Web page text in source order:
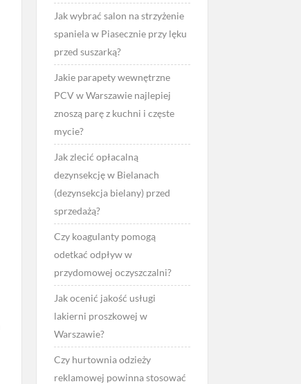
Jak wybrać salon na strzyżenie
spaniela w Piasecznie przy lęku
przed suszarką?
Jakie parapety wewnętrzne
PCV w Warszawie najlepiej
znoszą parę z kuchni i częste
mycie?
Jak zlecić opłacalną
dezynsekcję w Bielanach
(dezynsekcja bielany) przed
sprzedażą?
Czy koagulanty pomogą
odetkać odpływ w
przydomowej oczyszczalni?
Jak ocenić jakość usługi
lakierni proszkowej w
Warszawie?
Czy hurtownia odzieży
reklamowej powinna stosować